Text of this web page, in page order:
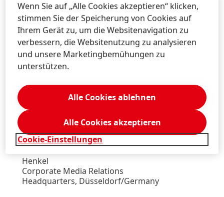
Headquarters, Düsseldorf/Germany
+49-211-797-2606
press@henkel.com
Download Visitenkarte
Zu meiner Sammlung hinzufügen
WulfKlüppelholz
Henkel
Corporate Media Relations
Headquarters, Düsseldorf/Germany
Wenn Sie auf „Alle Cookies akzeptieren“ klicken,
stimmen Sie der Speicherung von Cookies auf
Ihrem Gerät zu, um die Websitenavigation zu
verbessern, die Websitenutzung zu analysieren
und unsere Marketingbemühungen zu
unterstützen.
Cookie-Einstellungen
Alle Cookies ablehnen
Alle Cookies akzeptieren